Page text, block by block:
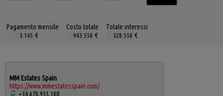
Pagamento mensile
€
Costo totale
€
Totale interessi
€
MM Estates Spain
https://www.mmestatesspain.com/
+34.670.955.108